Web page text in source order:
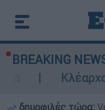
BREAKING
δημοφιλές τώρα: